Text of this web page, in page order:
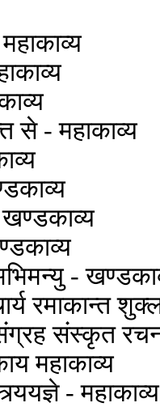
से - महाकाव्य
-
रमाकान्त
संस्कृत
महाकाव्य
- महाकाव्य